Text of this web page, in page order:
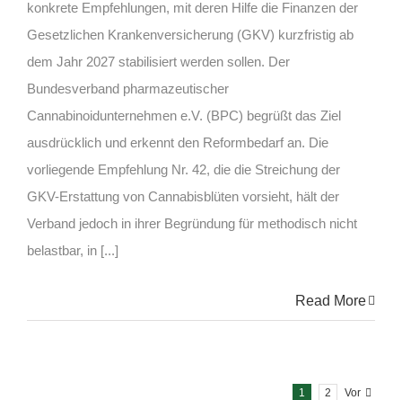
konkrete Empfehlungen, mit deren Hilfe die Finanzen der
Gesetzlichen Krankenversicherung (GKV) kurzfristig ab
dem Jahr 2027 stabilisiert werden sollen. Der
Bundesverband pharmazeutischer
Cannabinoidunternehmen e.V. (BPC) begrüßt das Ziel
ausdrücklich und erkennt den Reformbedarf an. Die
vorliegende Empfehlung Nr. 42, die die Streichung der
GKV-Erstattung von Cannabisblüten vorsieht, hält der
Verband jedoch in ihrer Begründung für methodisch nicht
belastbar, in [...]
Read More
1 2 Vor